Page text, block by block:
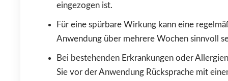
eingezogen ist.
Für eine spürbare Wirkung kann eine
Anwendung über mehrere Wochen sinnvoll
Bei bestehenden Erkrankungen oder
Sie vor der Anwendung Rücksprache mit